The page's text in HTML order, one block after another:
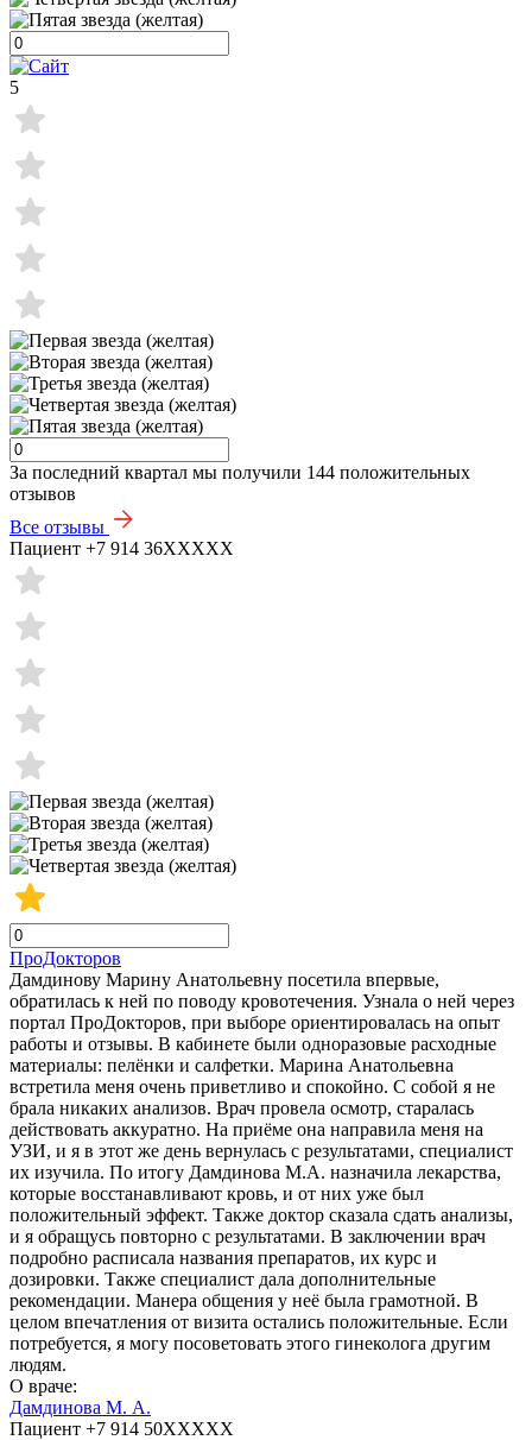
5
За последний квартал мы получили 144 положительных
отзывов
Все отзывы
Пациент +7 914 36XXXXX
ПроДокторов
Дамдинову Марину Анатольевну посетила впервые,
обратилась к ней по поводу кровотечения. Узнала о ней через
портал ПроДокторов, при выборе ориентировалась на опыт
работы и отзывы. В кабинете были одноразовые расходные
материалы: пелёнки и салфетки. Марина Анатольевна
встретила меня очень приветливо и спокойно. С собой я не
брала никаких анализов. Врач провела осмотр, старалась
действовать аккуратно. На приёме она направила меня на
УЗИ, и я в этот же день вернулась с результатами, специалист
их изучила. По итогу Дамдинова М.А. назначила лекарства,
которые восстанавливают кровь, и от них уже был
положительный эффект. Также доктор сказала сдать анализы,
и я обращусь повторно с результатами. В заключении врач
подробно расписала названия препаратов, их курс и
дозировки. Также специалист дала дополнительные
рекомендации. Манера общения у неё была грамотной. В
целом впечатления от визита остались положительные. Если
потребуется, я могу посоветовать этого гинеколога другим
людям.
О враче:
Дамдинова М. А.
Пациент +7 914 50XXXXX